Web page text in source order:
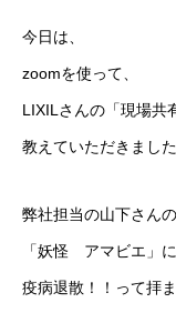
今日は、
zoomを使って、
LIXILさんの「現場共
教えていただきまし
弊社担当の山下さんの
「妖怪 アマビエ」
疫病退散！！って拝